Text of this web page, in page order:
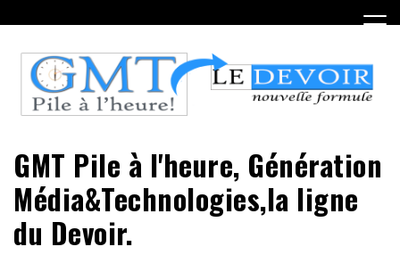
to
content
GMT Pile à l'heure, Génération
Média&Technologies,la ligne
du Devoir.